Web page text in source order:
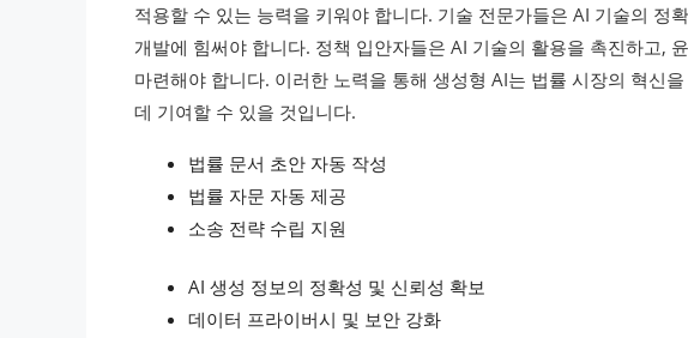
적용할 수 있는 능력을 키워야 합니다. 기술 전문가들은 AI 기술의 정
개발에 힘써야 합니다. 정책 입안자들은 AI 기술의 활용을 촉진하고,
마련해야 합니다. 이러한 노력을 통해 생성형 AI는 법률 시장의 혁신
데 기여할 수 있을 것입니다.
법률 문서 초안 자동 작성
법률 자문 자동 제공
소송 전략 수립 지원
AI 생성 정보의 정확성 및 신뢰성 확보
데이터 프라이버시 및 보안 강화